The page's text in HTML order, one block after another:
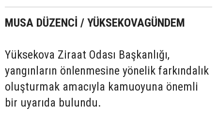
MUSA DÜZENCİ / YÜKSEKOVAGÜNDEM
Yüksekova Ziraat Odası Başkanlığı,
yangınların önlenmesine yönelik farkındalık
oluşturmak amacıyla kamuoyuna önemli
bir uyarıda bulundu.